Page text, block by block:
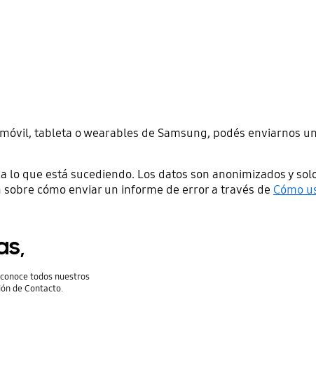
tableta o wearables de Samsung, podés enviarnos
lo que está sucediendo. Los datos son anonimizados y
cómo enviar un informe de error a través de Cómo
todos nuestros
de Contacto.